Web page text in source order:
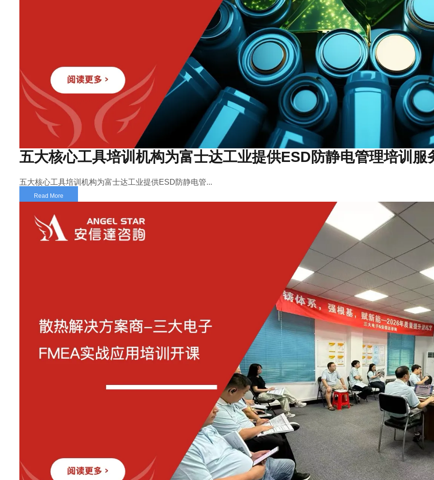
五大核心工具培训机构为富士达工业提供ESD防静电管理培训服
五大核心工具培训机构为富士达工业提供ESD防静电管...
Read More